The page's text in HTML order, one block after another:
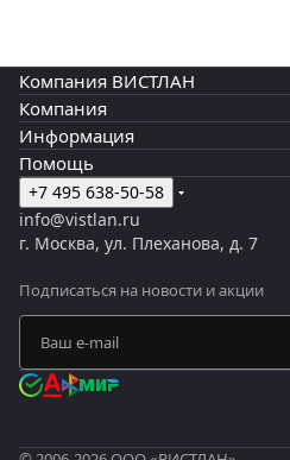
Компания ВИСТЛАН
Компания
Информация
Помощь
+7 495 638-50-58
info@vistlan.ru
г. Москва, ул. Плеханова, д. 7
Подписаться на новости и акции